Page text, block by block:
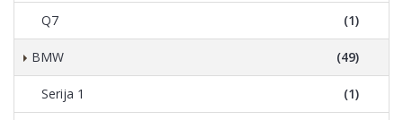
Q7 (1)
BMW (49)
Serija 1 (1)